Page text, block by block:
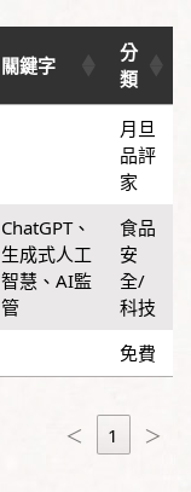
關鍵字
分
類
月旦
品評
家
ChatGPT、
生成式人工
智慧 、 AI監
管
食品
安
全/
科技
免費
＜
1 ＞